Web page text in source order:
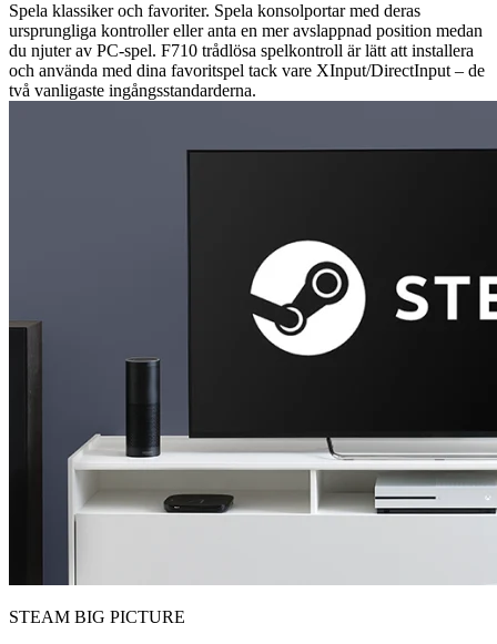
Spela klassiker och favoriter. Spela konsolportar med deras
ursprungliga kontroller eller anta en mer avslappnad position medan
du njuter av PC-spel. F710 trådlösa spelkontroll är lätt att installera
och använda med dina favoritspel tack vare XInput/DirectInput – de
två vanligaste ingångsstandarderna.
STEAM BIG PICTURE